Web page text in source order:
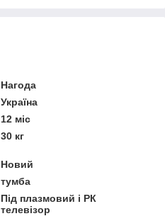
Нагода
Україна
12 міс
30 кг
Новий
тумба
Під плазмовий і РК
телевізор